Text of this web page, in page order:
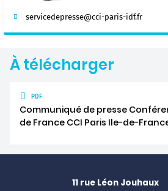
servicedepresse@cci-paris-idf.fr
À télécharger
PDF
Communiqué de presse
de France CCI Paris Ile-de-
11 rue Léon Jouhaux